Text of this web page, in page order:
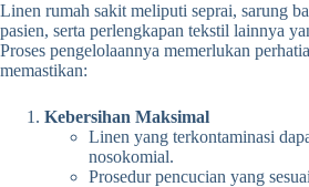
Linen rumah sakit meliputi seprai, sarung
pasien, serta perlengkapan tekstil lainnya
Proses pengelolaannya memerlukan
memastikan:
Kebersihan Maksimal
Linen yang terkontaminasi
nosokomial.
Prosedur pencucian yang